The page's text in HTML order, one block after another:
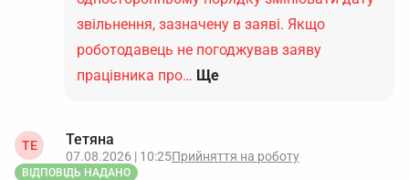
звільнення, зазначену в заяві. Якщо
роботодавець не погоджував заяву
працівника про… Ще
ТЕ Тетяна
07.08.2026 | 10:25Прийняття на роботу
ВІДПОВІДЬ НАДАНО